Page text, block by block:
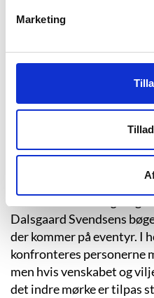
Marketing
Dalsgaard Svendsen er
vidende menneske, hvis
fortællinger og Stephen
Shining” til F.M.
Bjarne Dalsgaard
by Svinsager, er
løb bl.a. læst teologi og
Forfatteren har dog altid
Gennem det hidtidige
Dalsgaard Svendsens
der kommer på eventyr. I
konfronteres personerne
men hvis venskabet og
det indre mørke er tilpas